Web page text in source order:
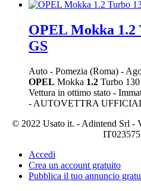
OPEL Mokka 1.2
GS
Auto - Pomezia (Roma) -
OPEL Mokka 1.2 Turbo 130
Vettura in ottimo stato -
- AUTOVETTRA
© 2022 Usato it. - Adintend Srl -
Accedi
Crea un account gratuito
Pubblica il tuo annuncio